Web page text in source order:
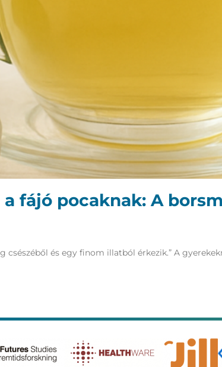
fájó pocaknak: A
csészéből és egy finom illatból érkezik.” A